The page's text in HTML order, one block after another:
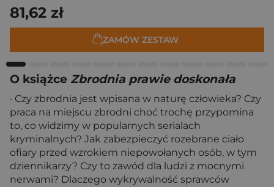
81,62 zł
ZAMÓW ZESTAW
O książce Zbrodnia prawie doskonała
· Czy zbrodnia jest wpisana w naturę człowieka? Czy
praca na miejscu zbrodni choć trochę przypomina
to, co widzimy w popularnych serialach
kryminalnych? Jak zabezpieczyć rozebrane ciało
ofiary przed wzrokiem niepowołanych osób, w tym
dziennikarzy? Czy to zawód dla ludzi z mocnymi
nerwami? Dlaczego wykrywalność sprawców